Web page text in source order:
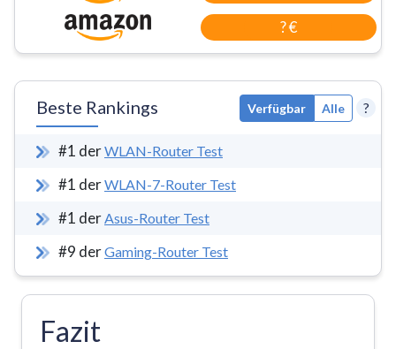
? €
Beste Rankings Verfügbar Alle ?
#1 derWLAN-Router Test
#1 derWLAN-7-Router Test
#1 derAsus-Router Test
#9 derGaming-Router Test
Fazit